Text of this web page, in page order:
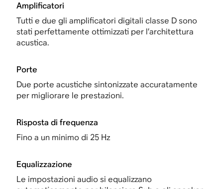
Amplificatori
Tutti e due gli amplificatori digitali classe D sono
stati perfettamente ottimizzati per l’architettura
acustica.
Porte
Due porte acustiche sintonizzate accuratamente
per migliorare le prestazioni.
Risposta di frequenza
Fino a un minimo di 25 Hz
Equalizzazione
Le impostazioni audio si equalizzano